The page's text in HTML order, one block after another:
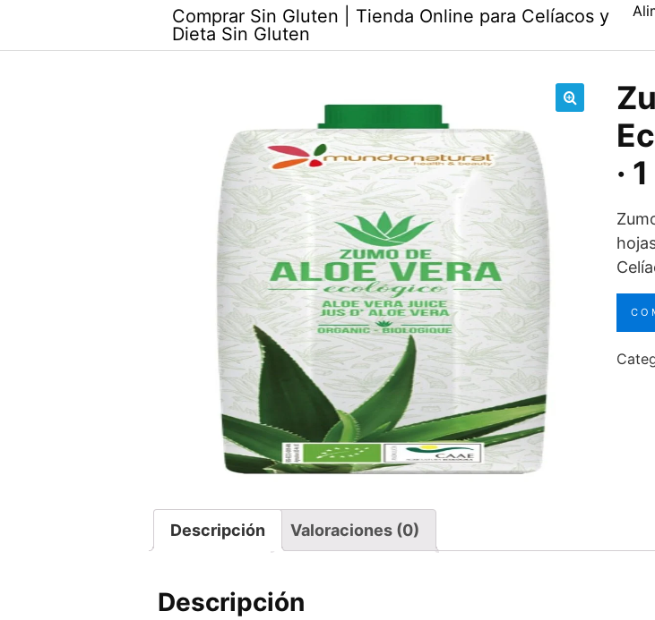
content
Comprar Sin Gluten | Tienda Online para Celíacos y
Dieta Sin Gluten
·
Descripción Valoraciones (0)
Descripción